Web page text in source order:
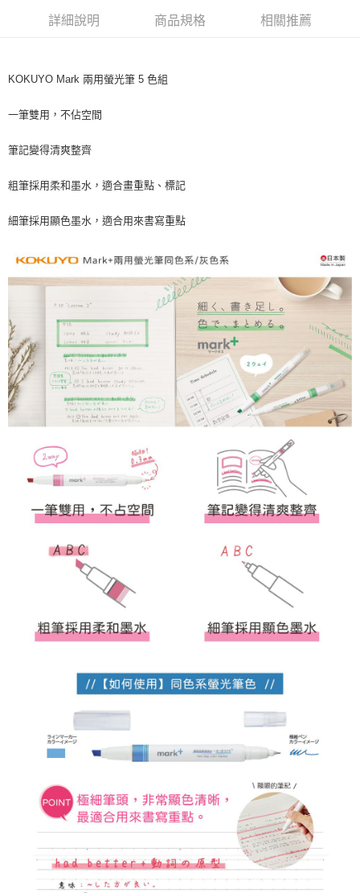
用戶於交易時，得透過本服務購買商品或服務，並由商店將買賣／分期付款
買賣價金債權讓與本公司後，依約使用本公司帳單繳交帳款。
由本公司與您本人進行分期帳單所需資料之確認、核對及更正。
3.完整用戶服務條款，請詳閱以下連結：
付款後門市自取
貨到付款
詳細說明 商品規格 相關推薦
KOKUYO Mark 兩用螢光筆 5 色組
一筆雙用，不佔空間
筆記變得清爽整齊
粗筆採用柔和墨水，適合畫重點、標記
細筆採用顯色墨水，適合用來書寫重點